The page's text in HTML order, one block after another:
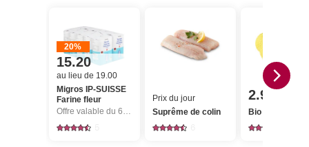
20%
15.20
au lieu de 19.00
Migros IP-SUISSE
Farine fleur
Offre valable du 6.8 au 12.8.2026, jusqu’à épuisement du stock.
Prix du jour
Suprême de colin
2.95
Bio Citrons